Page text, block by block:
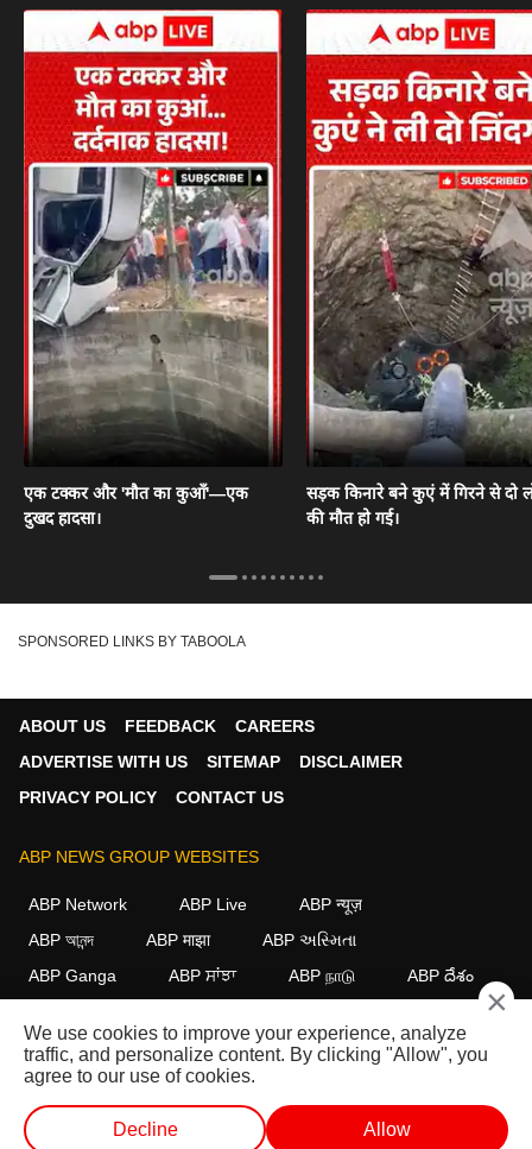
एक टक्कर और 'मौत का कुआँ'—एक
दुखद हादसा।
सड़क किनारे बने कुएं में गिरने से दो
की मौत हो गई।
SPONSORED LINKS BY TABOOLA
ABOUT US FEEDBACK
CAREERS
ADVERTISE WITH US
SITEMAP
DISCLAIMER
PRIVACY POLICY
CONTACT US
ABP NEWS GROUP WEBSITES
ABP Network ABP Live
ABP न्यूज़
ABP আনন্দ
ABP माझा
ABP અસ્મિતા
ABP Ganga
ABP ਸਾਂਝਾ ABP நாடு ABP దేశం
FOLLOW US
This website follows the DNPA Code of Ethics.
Copyright@2026.
All rights reserved.
×
We use cookies to improve your experience, analyze
traffic, and personalize content. By clicking "Allow", you
agree to our use of cookies.
Decline Allow